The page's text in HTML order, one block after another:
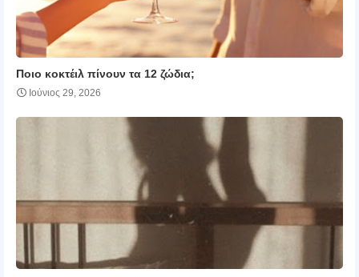
Ποιο κοκτέιλ πίνουν τα 12 ζώδια;
Ιούνιος 29, 2026